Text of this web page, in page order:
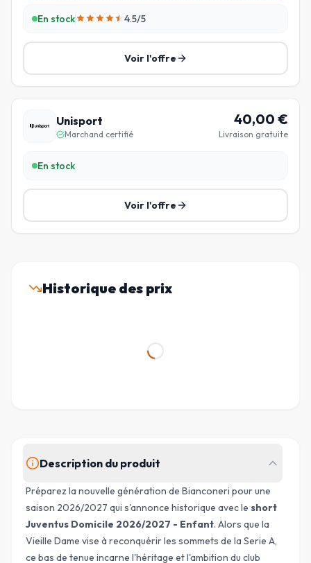
En stock 4.5/5
Voir l'offre
Unisport
Marchand certifié
40,00 €
Livraison gratuite
En stock
Voir l'offre
Historique des prix
Description du produit
Préparez la nouvelle génération de Bianconeri pour une
saison 2026/2027 qui s'annonce historique avec le short
Juventus Domicile 2026/2027 - Enfant. Alors que la
Vieille Dame vise à reconquérir les sommets de la Serie A,
ce bas de tenue incarne l'héritage et l'ambition du club